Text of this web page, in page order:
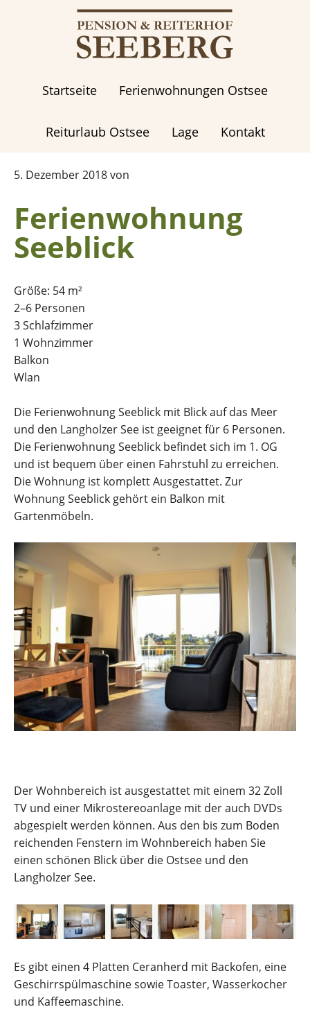
Startseite Ferienwohnungen Ostsee
Reiturlaub Ostsee Lage Kontakt
5. Dezember 2018von
Ferienwohnung
Seeblick
Größe: 54 m²
2–6 Personen
3 Schlafzimmer
1 Wohnzimmer
Balkon
Wlan
Die Ferienwohnung Seeblick mit Blick auf das Meer
und den Langholzer See ist geeignet für 6 Personen.
Die Ferienwohnung Seeblick befindet sich im 1. OG
und ist bequem über einen Fahrstuhl zu erreichen.
Die Wohnung ist komplett Ausgestattet. Zur
Wohnung Seeblick gehört ein Balkon mit
Gartenmöbeln.
Der Wohnbereich ist ausgestattet mit einem 32 Zoll
TV und einer Mikrostereoanlage mit der auch DVDs
abgespielt werden können. Aus den bis zum Boden
reichenden Fenstern im Wohnbereich haben Sie
einen schönen Blick über die Ostsee und den
Langholzer See.
Es gibt einen 4 Platten Ceranherd mit Backofen, eine
Geschirrspülmaschine sowie Toaster, Wasserkocher
und Kaffeemaschine.